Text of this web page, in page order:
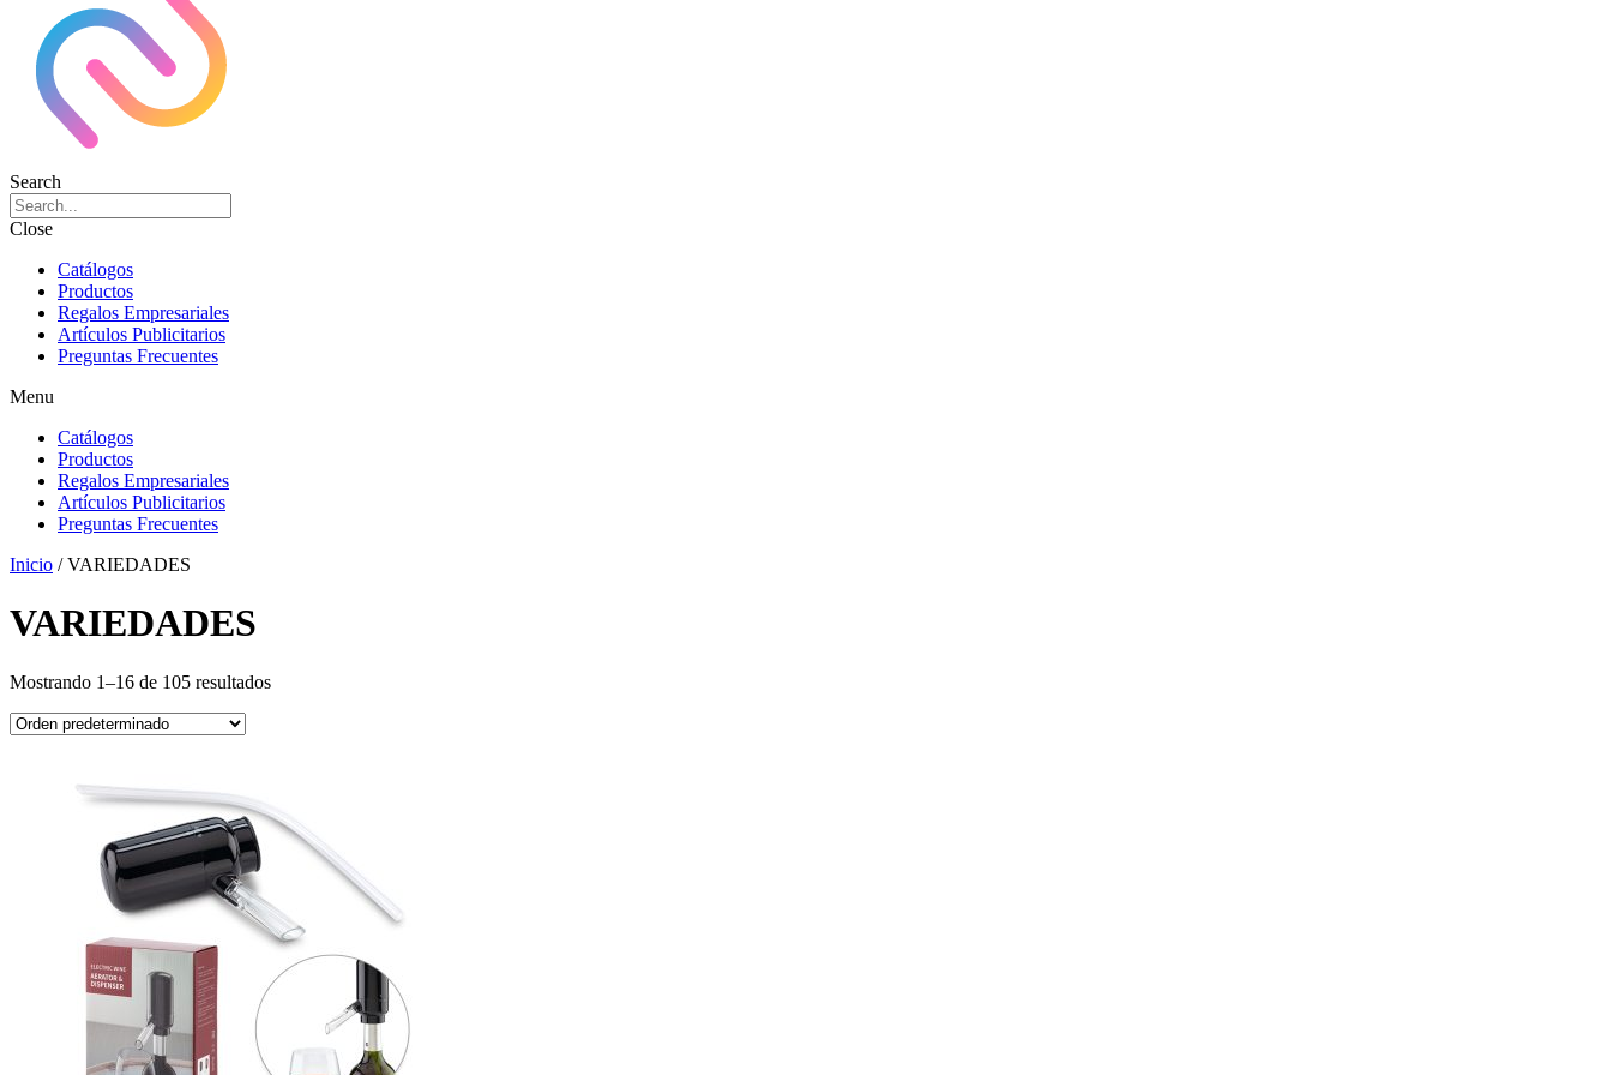
Search
Close
Catálogos
Productos
Regalos Empresariales
Artículos Publicitarios
Preguntas Frecuentes
Menu
Catálogos
Productos
Regalos Empresariales
Artículos Publicitarios
Preguntas Frecuentes
Inicio / VARIEDADES
VARIEDADES
Mostrando 1–16 de 105 resultados